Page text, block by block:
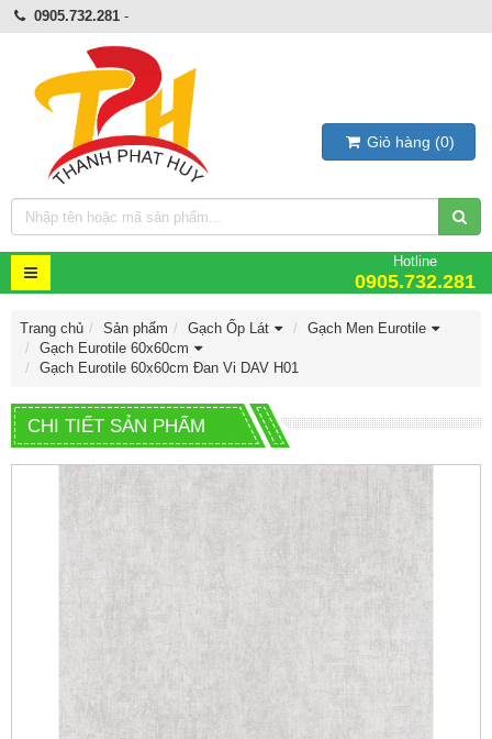
0905.732.281-
Giỏ hàng (0)
Hotline
0905.732.281
Trang chủ Sản phẩm Gạch Ốp Lát
Gạch Men Eurotile
Gạch Eurotile 60x60cm
Gạch Eurotile 60x60cm Đan Vi DAV H01
CHI TIẾT SẢN PHẨM